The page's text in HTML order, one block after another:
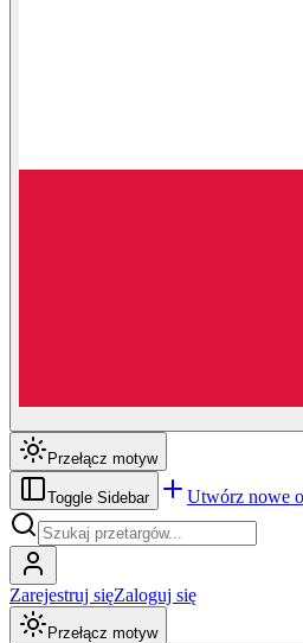
Przełącz motyw
Toggle Sidebar Utwórz nowe
Zarejestruj sięZaloguj się
Przełącz motyw